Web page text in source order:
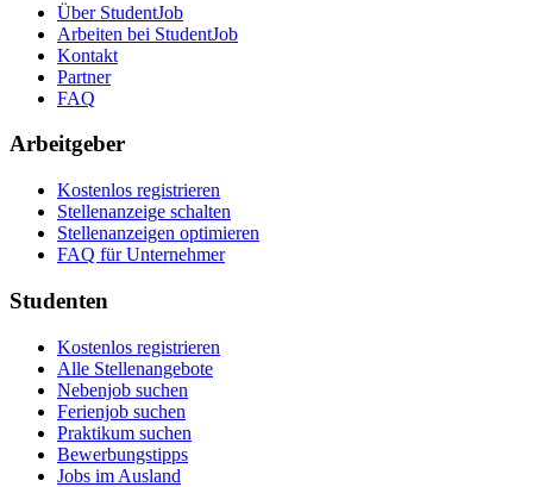
Über StudentJob
Arbeiten bei StudentJob
Kontakt
Partner
FAQ
Arbeitgeber
Kostenlos registrieren
Stellenanzeige schalten
Stellenanzeigen optimieren
FAQ für Unternehmer
Studenten
Kostenlos registrieren
Alle Stellenangebote
Nebenjob suchen
Ferienjob suchen
Praktikum suchen
Bewerbungstipps
Jobs im Ausland